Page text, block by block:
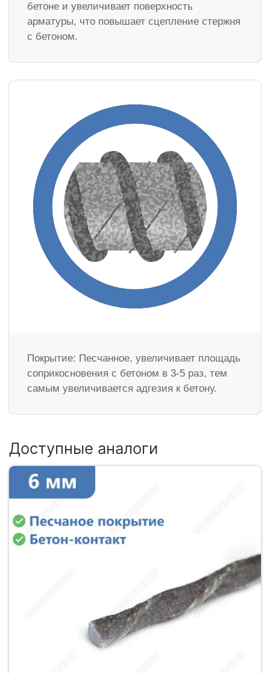
бетоне и увеличивает поверхность
арматуры, что повышает сцепление стержня
с бетоном.
Покрытие: Песчанное, увеличивает площадь
соприкосновения с бетоном в 3-5 раз, тем
самым увеличивается адгезия к бетону.
Доступные аналоги